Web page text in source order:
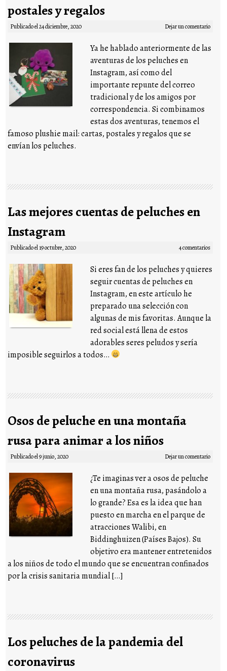
postales y regalos
Publicado el24 diciembre, 2020 Dejar un comentario
Ya he hablado anteriormente de las
aventuras de los peluches en
Instagram, así como del
importante repunte del correo
tradicional y de los amigos por
correspondencia. Si combinamos
estas dos aventuras, tenemos el
famoso plushie mail: cartas, postales y regalos que se
envían los peluches.
Las mejores cuentas de peluches en
Instagram
Publicado el19 octubre, 2020 4 comentarios
Si eres fan de los peluches y quieres
seguir cuentas de peluches en
Instagram, en este artículo he
preparado una selección con
algunas de mis favoritas. Aunque la
red social está llena de estos
adorables seres peludos y sería
imposible seguirlos a todos…
Osos de peluche en una montaña
rusa para animar a los niños
Publicado el9 junio, 2020 Dejar un comentario
¿Te imaginas ver a osos de peluche
en una montaña rusa, pasándolo a
lo grande? Esa es la idea que han
puesto en marcha en el parque de
atracciones Walibi, en
Biddinghuizen (Países Bajos). Su
objetivo era mantener entretenidos
a los niños de todo el mundo que se encuentran confinados
por la crisis sanitaria mundial […]
Los peluches de la pandemia del
coronavirus